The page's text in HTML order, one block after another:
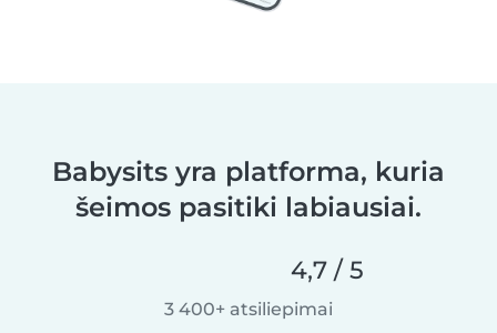
Babysits yra platforma, kuria
šeimos pasitiki labiausiai.
4,7 / 5
3 400+ atsiliepimai